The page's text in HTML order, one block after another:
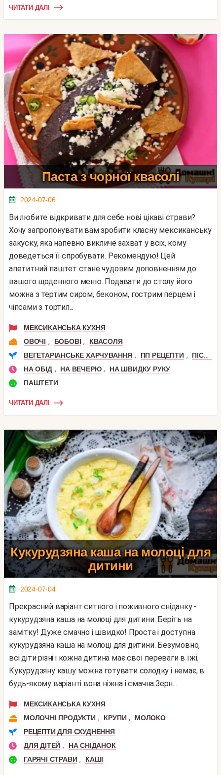
ЧИТАТИ ДАЛІ
Паста з чорної квасолі
2024-07-06
Ви любите відкривати для себе нові цікаві страви?
Хочу запропонувати вам зробити класну мексиканську
закуску, яка напевно викличе захват у всіх, кому
доведеться її спробувати. Рекомендую! Цей
апетитний паштет стане чудовим доповненням до
вашого щоденного меню. Подавати до столу його
можна з тертим сиром, беконом, гострим перцем і
чіпсами з тортил...
МЕКСИКАНСЬКА КУХНЯ
ОВОЧІ , БОБОВІ ,
КВАСОЛЯ
ВЕГЕТАРІАНСЬКЕ ХАРЧУВАННЯ , ПП РЕЦЕПТИ ,
ПІСНІ СТРАВИ
НА ОБІД , НА ВЕЧЕРЮ ,
НА ШВИДКУ РУКУ
ПАШТЕТИ
ЧИТАТИ ДАЛІ
Кукурудзяна каша на молоці для
дитини
2024-07-04
Прекрасний варіант ситного і поживного сніданку -
кукурудзяна каша на молоці для дитини. Беріть на
замітку! Дуже смачно і швидко! Проста і доступна
кукурудзяна каша на молоці для дитини. Безумовно,
всі діти різні і кожна дитина має свої переваги в їжі.
Кукурудзяну кашу можна готувати солодку і немає, в
будь-якому варіанті вона ніжна і смачна.Зерн...
МЕКСИКАНСЬКА КУХНЯ
МОЛОЧНІ ПРОДУКТИ , КРУПИ ,
МОЛОКО
РЕЦЕПТИ ДЛЯ СХУДНЕННЯ
ДЛЯ ДІТЕЙ ,
НА СНІДАНОК
ГАРЯЧІ СТРАВИ , КАШІ